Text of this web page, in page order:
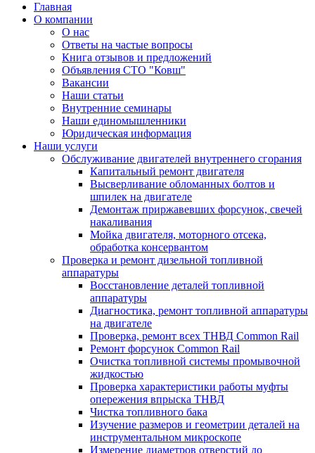
Главная
О компании
О нас
Ответы на частые вопросы
Книга отзывов и предложений
Объявления СТО "Ковш"
Вакансии
Наши статьи
Внутренние семинары
Наши единомышленники
Юридическая информация
Наши услуги
Обслуживание двигателей внутреннего сгорания
Капитальный ремонт двигателя
Высверливание обломанных болтов и
шпилек на двигателе
Демонтаж приржавевших форсунок, свечей
накаливания
Мойка двигателя, моторного отсека,
обработка консервантом
Проверка и ремонт дизельной топливной
аппаратуры
Восстановление деталей топливной
аппаратуры
Диагностика, ремонт топливной аппаратуры
на двигателе
Проверка, ремонт всех ТНВД Common Rail
Ремонт форсунок Common Rail
Очистка топливной системы промывочной
жидкостью
Проверка характеристики работы муфты
опережения впрыска ТНВД
Чистка топливного бака
Изучение размеров и геометрии деталей на
инструментальном микроскопе
Измерение диаметров отверстий до